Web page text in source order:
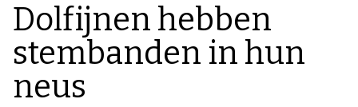
Dolfijnen hebben
stembanden in hun
neus